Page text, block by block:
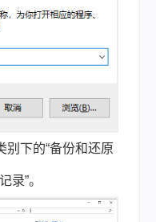
别下的“备份和还原
录”。